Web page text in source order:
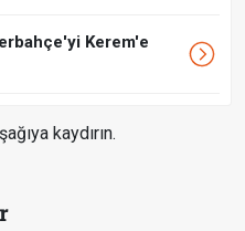
Kerem'e
kaydırın.